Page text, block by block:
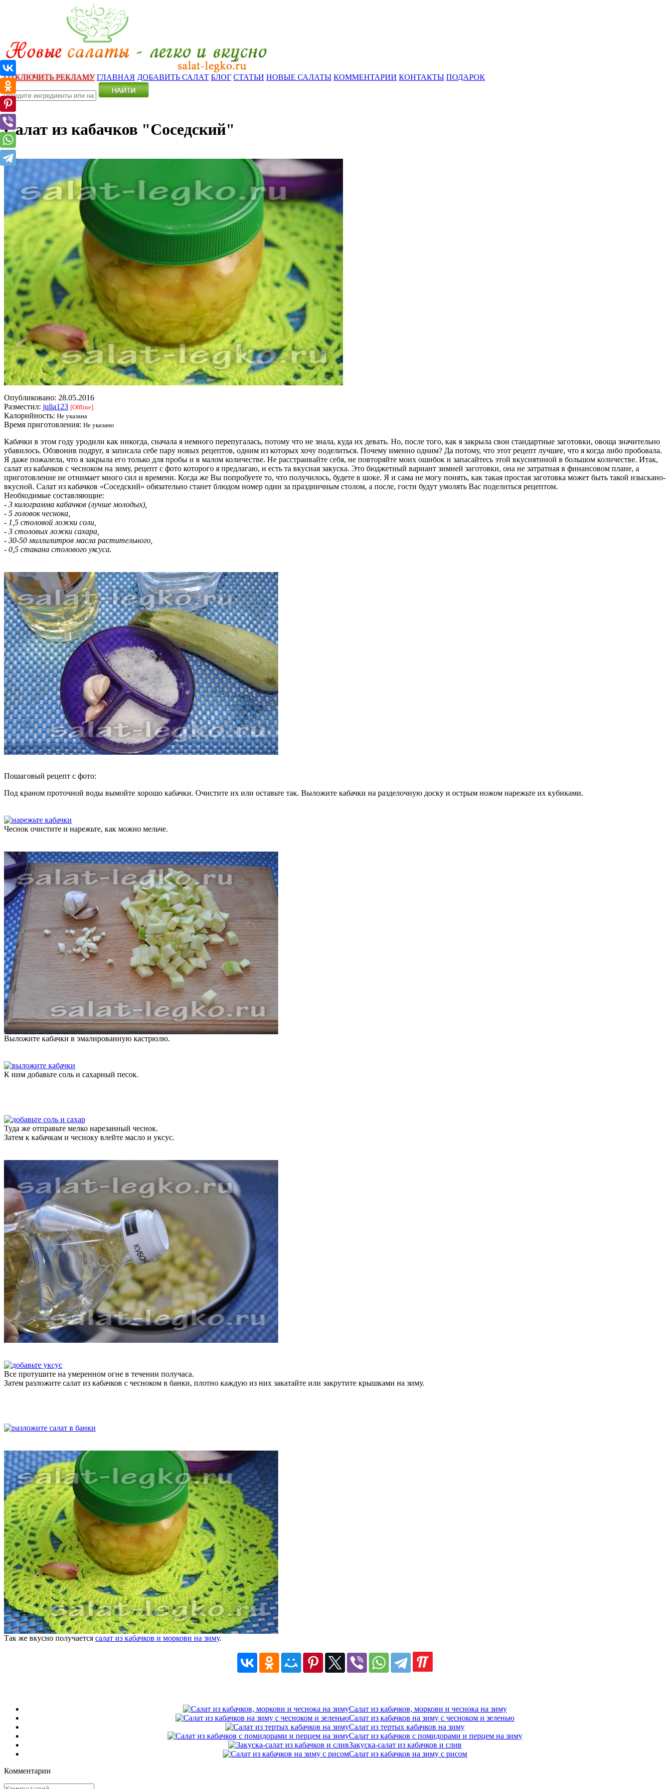
ОТКЛЮЧИТЬ РЕКЛАМУ ГЛАВНАЯ ДОБАВИТЬ САЛАТ БЛОГ СТАТЬИ НОВЫЕ САЛАТЫ КОММЕНТАРИИ КОНТАКТЫ ПОДАРОК
Салат из кабачков "Соседский"
Опубликовано: 28.05.2016
Разместил: julia123 [Offline]
Калорийность: Не указана
Время приготовления: Не указано
Кабачки в этом году уродили как никогда, сначала я немного перепугалась, потому что не знала, куда их девать. Но, после того, как я закрыла свои стандартные заготовки, овоща значительно
убавилось. Обзвонив подруг, я записала себе пару новых рецептов, одним из которых хочу поделиться. Почему именно одним? Да потому, что этот рецепт лучшее, что я когда либо пробовала.
Я даже пожалела, что я закрыла его только для пробы и в малом количестве. Не расстраивайте себя, не повторяйте моих ошибок и запасайтесь этой вкуснятиной в большом количестве. Итак,
салат из кабачков с чесноком на зиму, рецепт с фото которого я предлагаю, и есть та вкусная закуска. Это бюджетный вариант зимней заготовки, она не затратная в финансовом плане, а
приготовление не отнимает много сил и времени. Когда же Вы попробуете то, что получилось, будете в шоке. Я и сама не могу понять, как такая простая заготовка может быть такой изыскано-
вкусной. Салат из кабачков «Соседский» обязательно станет блюдом номер один за праздничным столом, а после, гости будут умолять Вас поделиться рецептом.
Необходимые составляющие:
- 3 килограмма кабачков (лучше молодых),
- 5 головок чеснока,
- 1,5 столовой ложки соли,
- 3 столовых ложки сахара,
- 30-50 миллилитров масла растительного,
- 0,5 стакана столового уксуса.
Пошаговый рецепт с фото:
Под краном проточной воды вымойте хорошо кабачки. Очистите их или оставьте так. Выложите кабачки на разделочную доску и острым ножом нарежьте их кубиками.
Чеснок очистите и нарежьте, как можно мельче.
Выложите кабачки в эмалированную кастрюлю.
К ним добавьте соль и сахарный песок.
Туда же отправьте мелко нарезанный чеснок.
Затем к кабачкам и чесноку влейте масло и уксус.
Все протушите на умеренном огне в течении получаса.
Затем разложите салат из кабачков с чесноком в банки, плотно каждую из них закатайте или закрутите крышками на зиму.
Так же вкусно получается салат из кабачков и моркови на зиму.
Салат из кабачков, моркови и чеснока на зиму
Салат из кабачков на зиму с чесноком и зеленью
Салат из тертых кабачков на зиму
Салат из кабачков с помидорами и перцем на зиму
Закуска-салат из кабачков и слив
Салат из кабачков на зиму с рисом
Комментарии